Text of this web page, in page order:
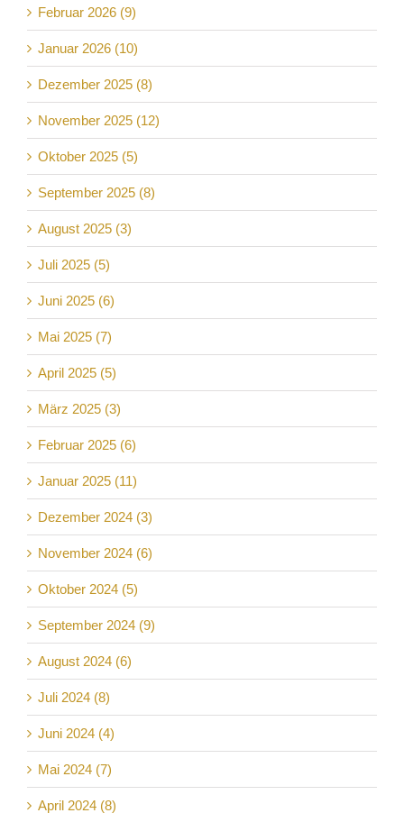
Februar 2026 (9)
Januar 2026 (10)
Dezember 2025 (8)
November 2025 (12)
Oktober 2025 (5)
September 2025 (8)
August 2025 (3)
Juli 2025 (5)
Juni 2025 (6)
Mai 2025 (7)
April 2025 (5)
März 2025 (3)
Februar 2025 (6)
Januar 2025 (11)
Dezember 2024 (3)
November 2024 (6)
Oktober 2024 (5)
September 2024 (9)
August 2024 (6)
Juli 2024 (8)
Juni 2024 (4)
Mai 2024 (7)
April 2024 (8)